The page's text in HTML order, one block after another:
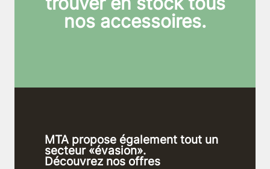
nos accessoires.
MTA propose également tout un
secteur «évasion».
Découvrez nos offres